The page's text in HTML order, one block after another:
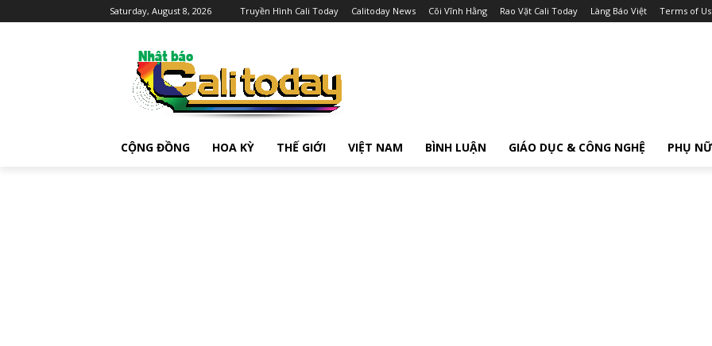
Saturday, August 8, 2026 Truyền Hình Cali Today Calitoday News Cõi Vĩnh Hằng Rao Vặt Cali Today Làng Báo Việt Terms of
CỘNG ĐỒNG HOA KỲ THẾ GIỚI VIỆT NAM BÌNH LUẬN GIÁO DỤC & CÔNG NGHỆ PHỤ NỮ